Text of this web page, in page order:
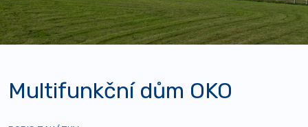
Multifunkční dům OKO